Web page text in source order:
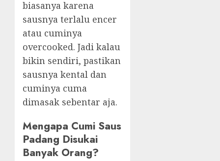
biasanya karena
sausnya terlalu encer
atau cuminya
overcooked. Jadi kalau
bikin sendiri, pastikan
sausnya kental dan
cuminya cuma
dimasak sebentar aja.
Mengapa Cumi Saus
Padang Disukai
Banyak Orang?